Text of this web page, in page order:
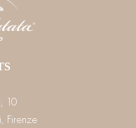
10
Firenze